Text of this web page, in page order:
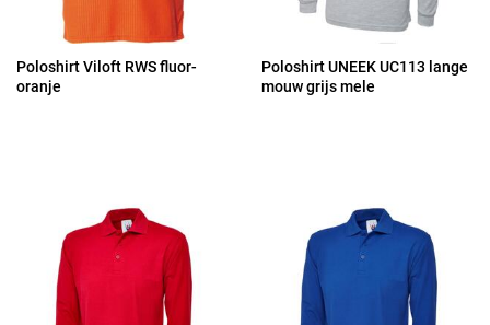
Poloshirt Viloft RWS fluor-
oranje
Poloshirt UNEEK UC113 lange
mouw grijs mele